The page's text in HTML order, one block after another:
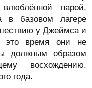
парой,
в базовом лагере
у Джеймса и
время они не
должным образом
восхождению.
года.